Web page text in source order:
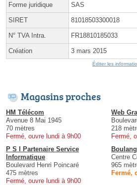
Forme juridique SAS
SIRET 81018503300018
N° TVA Intra. FR18810185033
Création 3 mars 2015
Éditer les
Magasins proches
HM Télécom
Avenue 8 Mai 1945
70 mètres
Fermé, ouvre lundi à 9h00
Web
218
Fermé,
P S I Partenaire Service
Informatique
Boulevard Henri Poincaré
475 mètres
Fermé, ouvre lundi à 9h00
Centre
965
Fermé,